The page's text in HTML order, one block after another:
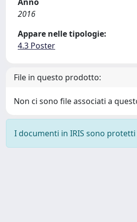
2016
Appare nelle tipologie:
4.3 Poster
File in questo prodotto:
Non ci sono file associati a
I documenti in IRIS sono